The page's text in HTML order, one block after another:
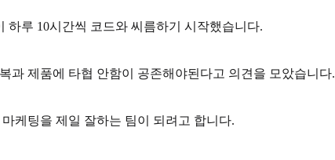
루 10시간씩 코드와 씨름하기 시작했습니다.
과 제품에 타협 안함이 공존해야된다고 의견을 모았습니다.
케팅을 제일 잘하는 팀이 되려고 합니다.